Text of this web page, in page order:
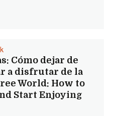
Cómo dejar de
a disfrutar de la
World: How to
Start Enjoying